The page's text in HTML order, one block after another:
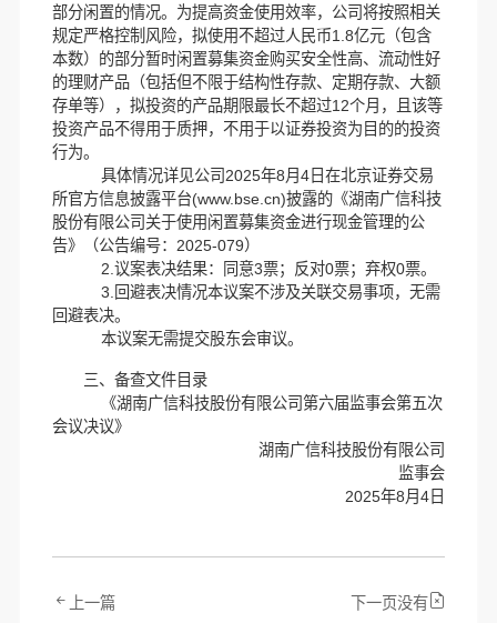
部分闲置的情况。为提高资金使用效率，公司将按照相关
规定严格控制风险，拟使用不超过人民币1.8亿元（包含
本数）的部分暂时闲置募集资金购买安全性高、流动性好
的理财产品（包括但不限于结构性存款、定期存款、大额
存单等），拟投资的产品期限最长不超过12个月，且该等
投资产品不得用于质押，不用于以证券投资为目的的投资
行为。
具体情况详见公司2025年8月4日在北京证券交易
所官方信息披露平台(www.bse.cn)披露的《湖南广信科技
股份有限公司关于使用闲置募集资金进行现金管理的公
告》（公告编号：2025-079）
2.议案表决结果：同意3票；反对0票；弃权0票。
3.回避表决情况本议案不涉及关联交易事项，无需
回避表决。
本议案无需提交股东会审议。
三、备查文件目录
《湖南广信科技股份有限公司第六届监事会第五次
会议决议》
湖南广信科技股份有限公司
监事会
2025年8月4日
上一篇 下一页没有